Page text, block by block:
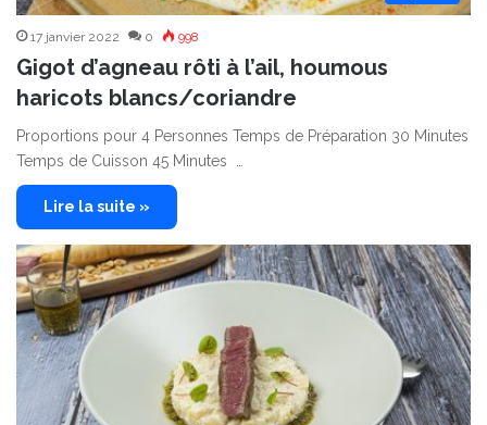
17 janvier 2022 0 998
Gigot d’agneau rôti à l’ail, houmous
haricots blancs/coriandre
Proportions pour 4 Personnes Temps de Préparation 30 Minutes
Temps de Cuisson 45 Minutes …
Lire la suite »